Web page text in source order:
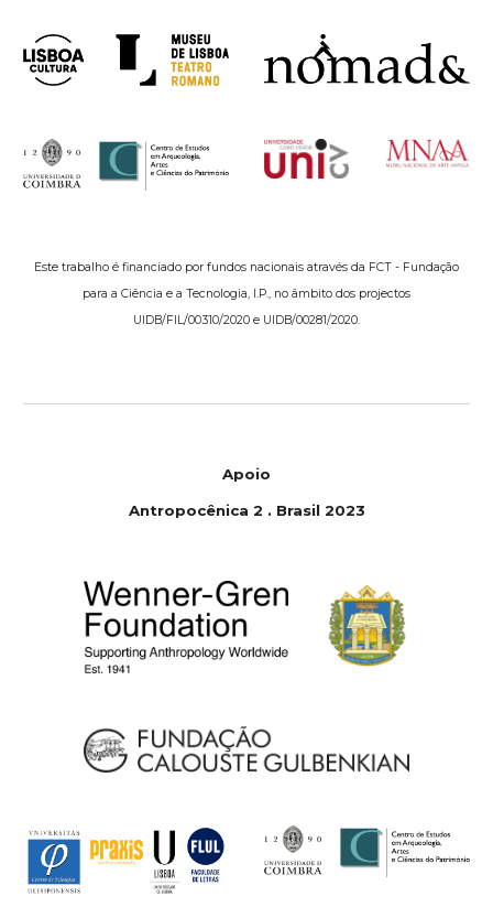
Este trabalho é financiado por fundos nacionais através da FCT - Fundação
para a Ciência e a Tecnologia, I.P., no âmbito dos projectos
UIDB/FIL/00310/2020 e UIDB/00281/2020.
Apoio
Antropocênica 2 . Brasil 2023